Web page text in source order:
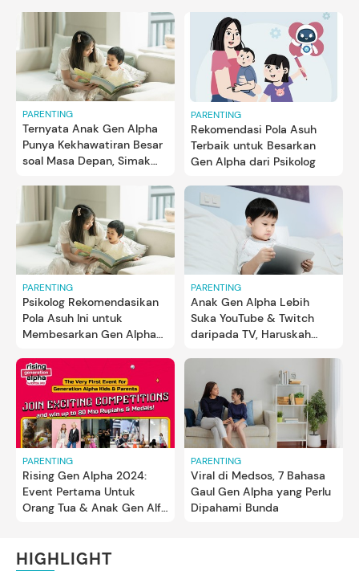
PARENTING
Ternyata Anak Gen Alpha
Punya Kekhawatiran Besar
soal Masa Depan, Simak
PARENTING
Rekomendasi Pola Asuh
Terbaik untuk Besarkan
Gen Alpha dari Psikolog
PARENTING
Psikolog Rekomendasikan
Pola Asuh Ini untuk
Membesarkan Gen Alpha
PARENTING
Anak Gen Alpha Lebih
Suka YouTube & Twitch
daripada TV, Haruskah
PARENTING
Rising Gen Alpha 2024:
Event Pertama Untuk
Orang Tua & Anak Gen Alfa
PARENTING
Viral di Medsos, 7 Bahasa
Gaul Gen Alpha yang Perlu
Dipahami Bunda
HIGHLIGHT